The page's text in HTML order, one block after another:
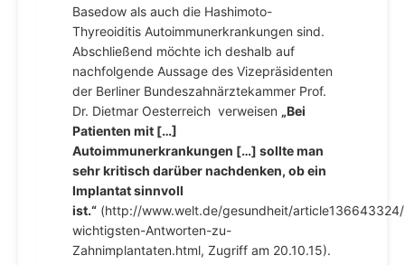
Basedow als auch die Hashimoto-
Thyreoiditis Autoimmunerkrankungen sind.
Abschließend möchte ich deshalb auf
nachfolgende Aussage des Vizepräsidenten
der Berliner Bundeszahnärztekammer Prof.
Dr. Dietmar Oesterreich verweisen „Bei
Patienten mit […]
Autoimmunerkrankungen […] sollte man
sehr kritisch darüber nachdenken, ob ein
Implantat sinnvoll
ist.“ (http://www.welt.de/gesundheit/
wichtigsten-Antworten-zu-
Zahnimplantaten.html, Zugriff am 20.10.15).